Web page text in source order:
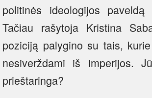
politinės ideologijos
Tačiau rašytoja Kristina
poziciją palygino su tais,
nesiverždami iš imperijos.
prieštaringa?